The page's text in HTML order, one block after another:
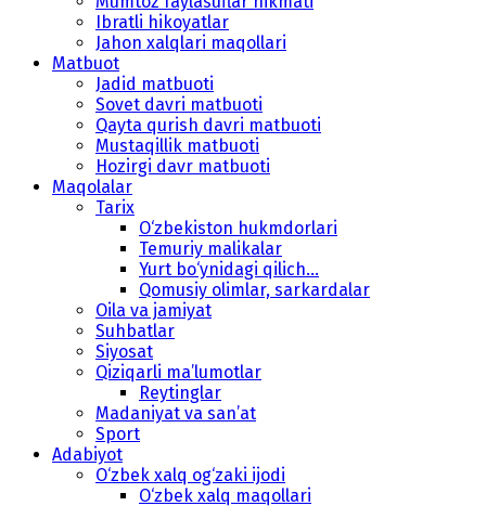
Ibratli hikoyatlar
Jahon xalqlari maqollari
Matbuot
Jadid matbuoti
Sovet davri matbuoti
Qayta qurish davri matbuoti
Mustaqillik matbuoti
Hozirgi davr matbuoti
Maqolalar
Tarix
O‘zbekiston hukmdorlari
Temuriy malikalar
Yurt bo‘ynidagi qilich...
Qomusiy olimlar, sarkardalar
Oila va jamiyat
Suhbatlar
Siyosat
Qiziqarli ma’lumotlar
Reytinglar
Madaniyat va san’at
Sport
Adabiyot
O‘zbek xalq og‘zaki ijodi
O‘zbek xalq maqollari